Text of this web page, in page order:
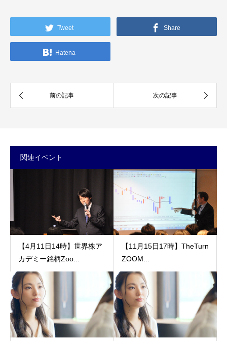
Tweet Share
Hatena
関連イベント
【4月11日14時】世界株ア
カデミー銘柄Zoo...
【11月15日17時】TheTurn
ZOOM...